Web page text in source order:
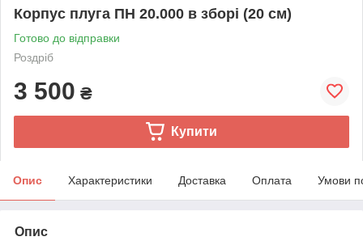
Корпус плуга ПН 20.000 в зборі (20 см)
Готово до відправки
Роздріб
3 500 ₴
Купити
Опис Характеристики Доставка Оплата Умови
Опис